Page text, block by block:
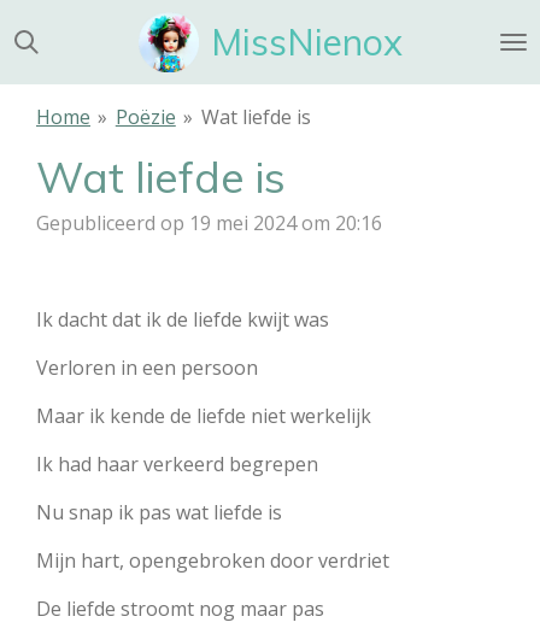
direct
naar
MissNienox
Home » Poëzie » Wat liefde is
Wat liefde is
Gepubliceerd op 19 mei 2024 om 20:16
Ik dacht dat ik de liefde kwijt was
Verloren in een persoon
Maar ik kende de liefde niet werkelijk
Ik had haar verkeerd begrepen
Nu snap ik pas wat liefde is
Mijn hart, opengebroken door verdriet
De liefde stroomt nog maar pas